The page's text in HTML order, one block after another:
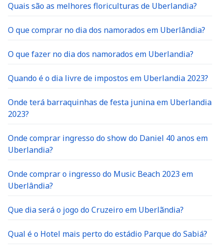
Quais são as melhores floriculturas de Uberlandia?
O que comprar no dia dos namorados em Uberlândia?
O que fazer no dia dos namorados em Uberlandia?
Quando é o dia livre de impostos em Uberlandia 2023?
Onde terá barraquinhas de festa junina em Uberlandia
2023?
Onde comprar ingresso do show do Daniel 40 anos em
Uberlandia?
Onde comprar o ingresso do Music Beach 2023 em
Uberlândia?
Que dia será o jogo do Cruzeiro em Uberlãndia?
Qual é o Hotel mais perto do estádio Parque do Sabiá?